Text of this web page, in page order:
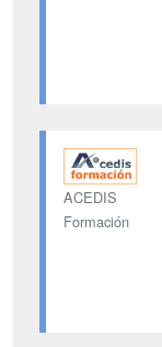
ACEDIS
Formación